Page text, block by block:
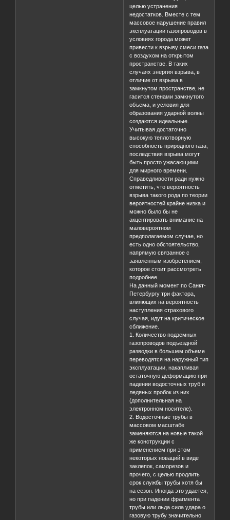
целью устранения
недостатков. Вместе с тем
массовое нарушение правил
эксплуатации газопроводов в
условиях города может
привести к взрыву смеси газа
с воздухом на открытом
пространстве. В таких
случаях энергия взрыва, в
отличие от взрыва в
замкнутом пространстве, не
гасится стенами замкнутого
объема, и условия для
образования ударной волны
создаются идеальные.
Учитывая достаточно
высокую теплотворную
способность природного газа,
последствия взрыва могут
быть просто ужасающими
для мирного времени.
Справедливости ради нужно
отметить, что вероятность
взрыва такого рода по теории
вероятностей крайне низка и
можно было бы не
акцентировать внимание на
маловероятном
предполагаемом случае, но
есть одно обстоятельство,
напрямую связанное с
заявленным изобретением,
которое стоит рассмотреть
подробнее.
На данный момент по Санкт-
Петербургу три фактора,
влияющих на вероятность
наступления страхового
случая, идут на критическое
сближение.
1. Количество подземных
газопроводов подъездной
разводки в большем объеме
переводятся на наружный тип
эксплуатации, накапливая
остаточную деформацию при
падении водосточных труб и
ледяных пробок из них
(дополнительная на
электронном носителе).
2. Водосточные трубы в
массовом масштабе
заменяются на новые такой
же конструкции с
применением при этом
некоторых новаций в виде
заклепок, саморезов и
прочего, с целью продлить
срок службы трубы хотя бы
на сезон. Иногда это удается,
но при падении фрагмента
трубы или льда сила удара о
газовую трубу значительно